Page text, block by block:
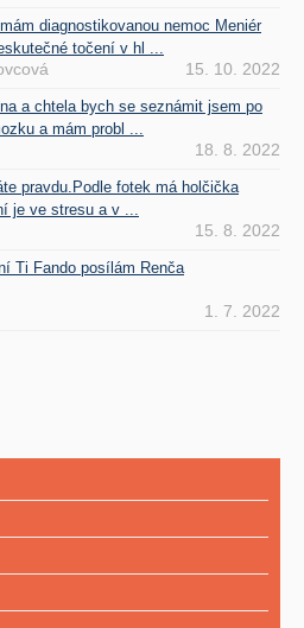
diagnostikovanou nemoc Meniér
točení v hl ...
15. 10. 2022
a chtela bych se seznámit jsem po
a mám probl ...
18. 8. 2022
pravdu.Podle fotek má holčička
je ve stresu a v ...
15. 8. 2022
Ti Fando posílám Renča
1. 7. 2022